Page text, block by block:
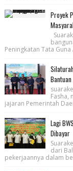
Proyek
Peningkatan Tata Guna
Fasha,
jajaran Pemerintah
Lagi
Dibayar
dari
pekerjaannya dalam